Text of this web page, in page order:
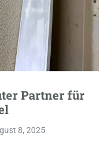
Partner für
8, 2025